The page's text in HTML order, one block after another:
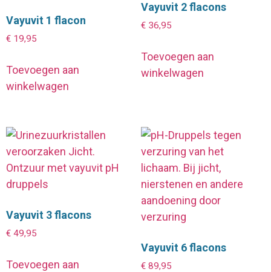
Vayuvit 1 flacon
€ 19,95
Toevoegen aan
winkelwagen
Vayuvit 2 flacons
€36,95
Toevoegen aan
winkelwagen
Vayuvit 3 flacons
€ 49,95
Toevoegen aan
Vayuvit 6 flacons
€89,95